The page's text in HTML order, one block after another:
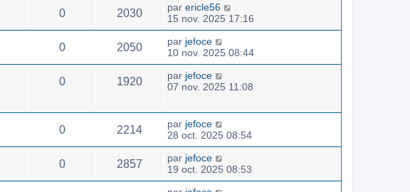
0 2030 par ericle56
15 nov. 2025 17:16
0 2050 par jefoce
10 nov. 2025 08:44
0 1920 par jefoce
07 nov. 2025 11:08
0 2214 par jefoce
28 oct. 2025 08:54
0 2857 par jefoce
19 oct. 2025 08:53